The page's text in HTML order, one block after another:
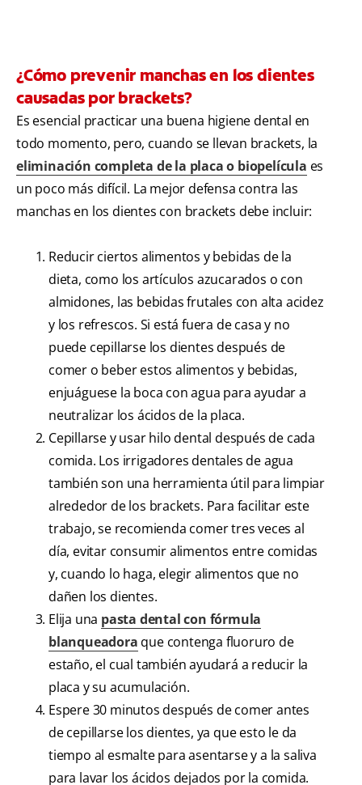
¿Cómo prevenir manchas en los dientes
causadas por brackets?
Es esencial practicar una buena higiene dental en
todo momento, pero, cuando se llevan brackets, la
eliminación completa de la placa o biopelícula es
un poco más difícil. La mejor defensa contra las
manchas en los dientes con brackets debe incluir:
Reducir ciertos alimentos y bebidas de la
dieta, como los artículos azucarados o con
almidones, las bebidas frutales con alta acidez
y los refrescos. Si está fuera de casa y no
puede cepillarse los dientes después de
comer o beber estos alimentos y bebidas,
enjuáguese la boca con agua para ayudar a
neutralizar los ácidos de la placa.
Cepillarse y usar hilo dental después de cada
comida. Los irrigadores dentales de agua
también son una herramienta útil para limpiar
alrededor de los brackets. Para facilitar este
trabajo, se recomienda comer tres veces al
día, evitar consumir alimentos entre comidas
y, cuando lo haga, elegir alimentos que no
dañen los dientes.
Elija una pasta dental con fórmula
blanqueadora que contenga fluoruro de
estaño, el cual también ayudará a reducir la
placa y su acumulación.
Espere 30 minutos después de comer antes
de cepillarse los dientes, ya que esto le da
tiempo al esmalte para asentarse y a la saliva
para lavar los ácidos dejados por la comida.